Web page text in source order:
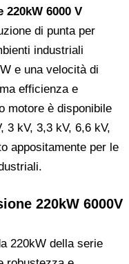
6000 V
di punta per
industriali
e una velocità di
efficienza e
motore è disponibile
3 kV, 3,3 kV, 6,6 kV,
appositamente per le
220kW 6000V
220kW della serie